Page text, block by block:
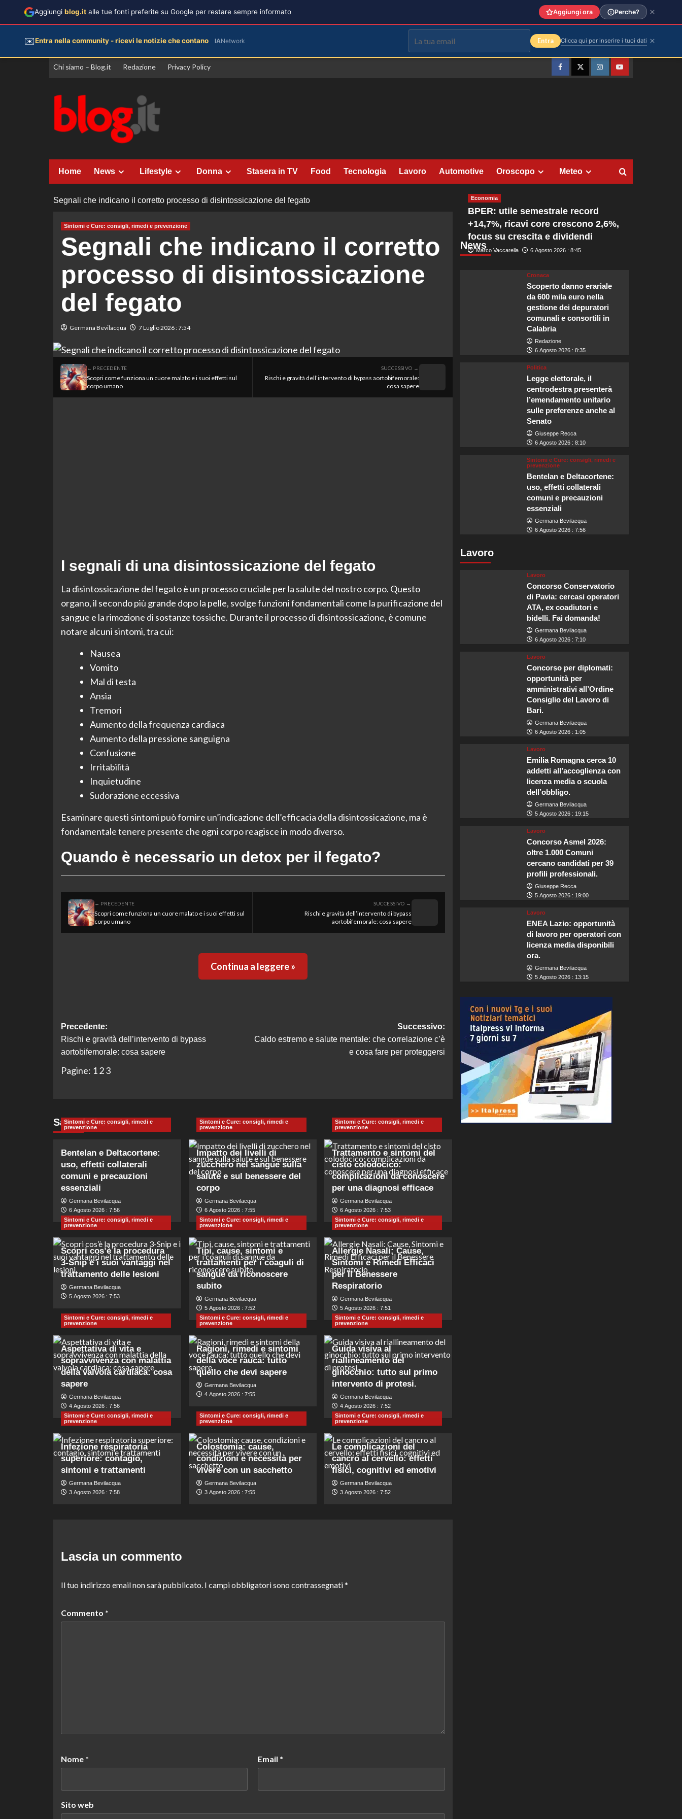
Vai
Chi siamo – Blog.it Redazione Privacy Policy
FacebookTwitterInstagramYouTube
Home News Lifestyle Donna Stasera in TV Food Tecnologia Lavoro Automotive Oroscopo Meteo
Segnali che indicano il corretto processo di disintossicazione del fegato
Sintomi e Cure: consigli, rimedi e prevenzione
Segnali che indicano il corretto
processo di disintossicazione
del fegato
Germana Bevilacqua 7 Luglio 2026 : 7:54
← PRECEDENTE
Scopri come funziona un cuore malato e i suoi effetti sul
corpo umano
SUCCESSIVO →
Rischi e gravità dell’intervento di bypass aortobifemorale:
cosa sapere
I segnali di una disintossicazione del fegato
La disintossicazione del fegato è un processo cruciale per la salute del nostro corpo. Questo
organo, il secondo più grande dopo la pelle, svolge funzioni fondamentali come la purificazione del
sangue e la rimozione di sostanze tossiche. Durante il processo di disintossicazione, è comune
notare alcuni sintomi, tra cui:
Nausea
Vomito
Mal di testa
Ansia
Tremori
Aumento della frequenza cardiaca
Aumento della pressione sanguigna
Confusione
Irritabilità
Inquietudine
Sudorazione eccessiva
Esaminare questi sintomi può fornire un’indicazione dell’efficacia della disintossicazione, ma è
fondamentale tenere presente che ogni corpo reagisce in modo diverso.
Quando è necessario un detox per il fegato?
← PRECEDENTE
Scopri come funziona un cuore malato e i suoi effetti sul
corpo umano
SUCCESSIVO →
Rischi e gravità dell’intervento di bypass
aortobifemorale: cosa sapere
Continua a leggere »
Navigazione
articolo
Precedente:
Rischi e gravità dell’intervento di bypass
aortobifemorale: cosa sapere
Successivo:
Caldo estremo e salute mentale: che correlazione c’è
e cosa fare per proteggersi
Pagine: 1 2 3
Sapevi che…
Sintomi e Cure: consigli, rimedi e
prevenzione
Bentelan e Deltacortene:
uso, effetti collaterali
comuni e precauzioni
essenziali
Germana Bevilacqua
6 Agosto 2026 : 7:56
Sintomi e Cure: consigli, rimedi e
prevenzione
Impatto dei livelli di
zucchero nel sangue sulla
salute e sul benessere del
corpo
Germana Bevilacqua
6 Agosto 2026 : 7:55
Sintomi e Cure: consigli, rimedi e
prevenzione
Trattamento e sintomi del
cisto colodocico:
complicazioni da conoscere
per una diagnosi efficace
Germana Bevilacqua
6 Agosto 2026 : 7:53
Sintomi e Cure: consigli, rimedi e
prevenzione
Scopri cos’è la procedura
3-Snip e i suoi vantaggi nel
trattamento delle lesioni
Germana Bevilacqua
5 Agosto 2026 : 7:53
Sintomi e Cure: consigli, rimedi e
prevenzione
Tipi, cause, sintomi e
trattamenti per i coaguli di
sangue da riconoscere
subito
Germana Bevilacqua
5 Agosto 2026 : 7:52
Sintomi e Cure: consigli, rimedi e
prevenzione
Allergie Nasali: Cause,
Sintomi e Rimedi Efficaci
per il Benessere
Respiratorio
Germana Bevilacqua
5 Agosto 2026 : 7:51
Sintomi e Cure: consigli, rimedi e
prevenzione
Aspettativa di vita e
sopravvivenza con malattia
della valvola cardiaca: cosa
sapere
Germana Bevilacqua
4 Agosto 2026 : 7:56
Sintomi e Cure: consigli, rimedi e
prevenzione
Ragioni, rimedi e sintomi
della voce rauca: tutto
quello che devi sapere
Germana Bevilacqua
4 Agosto 2026 : 7:55
Sintomi e Cure: consigli, rimedi e
prevenzione
Guida visiva al
riallineamento del
ginocchio: tutto sul primo
intervento di protesi.
Germana Bevilacqua
4 Agosto 2026 : 7:52
Sintomi e Cure: consigli, rimedi e
prevenzione
Infezione respiratoria
superiore: contagio,
sintomi e trattamenti
Germana Bevilacqua
3 Agosto 2026 : 7:58
Sintomi e Cure: consigli, rimedi e
prevenzione
Colostomia: cause,
condizioni e necessità per
vivere con un sacchetto
Germana Bevilacqua
3 Agosto 2026 : 7:55
Sintomi e Cure: consigli, rimedi e
prevenzione
Le complicazioni del
cancro al cervello: effetti
fisici, cognitivi ed emotivi
Germana Bevilacqua
3 Agosto 2026 : 7:52
Lascia un commento
Il tuo indirizzo email non sarà pubblicato. I campi obbligatori sono contrassegnati*
Commento *
Nome * Email *
Sito web
News
Economia
BPER: utile semestrale record
+14,7%, ricavi core crescono 2,6%,
focus su crescita e dividendi
Marco Vaccarella 6 Agosto 2026 : 8:45
Cronaca
Scoperto danno erariale
da 600 mila euro nella
gestione dei depuratori
comunali e consortili in
Calabria
Redazione
6 Agosto 2026 : 8:35
Politica
Legge elettorale, il
centrodestra presenterà
l’emendamento unitario
sulle preferenze anche al
Senato
Giuseppe Recca
6 Agosto 2026 : 8:10
Sintomi e Cure: consigli, rimedi e
prevenzione
Bentelan e Deltacortene:
uso, effetti collaterali
comuni e precauzioni
essenziali
Germana Bevilacqua
6 Agosto 2026 : 7:56
Lavoro
Lavoro
Concorso Conservatorio
di Pavia: cercasi operatori
ATA, ex coadiutori e
bidelli. Fai domanda!
Germana Bevilacqua
6 Agosto 2026 : 7:10
Lavoro
Concorso per diplomati:
opportunità per
amministrativi all’Ordine
Consiglio del Lavoro di
Bari.
Germana Bevilacqua
6 Agosto 2026 : 1:05
Lavoro
Emilia Romagna cerca 10
addetti all’accoglienza con
licenza media o scuola
dell’obbligo.
Germana Bevilacqua
5 Agosto 2026 : 19:15
Lavoro
Concorso Asmel 2026:
oltre 1.000 Comuni
cercano candidati per 39
profili professionali.
Giuseppe Recca
5 Agosto 2026 : 19:00
Lavoro
ENEA Lazio: opportunità
di lavoro per operatori con
licenza media disponibili
ora.
Germana Bevilacqua
5 Agosto 2026 : 13:15
Aggiungi blog.it alle tue fonti preferite su Google per restare sempre informato Aggiungi ora Perche?
✉️Entra nella community - ricevi le notizie che contano IANetwork Entra Clicca qui per inserire i tuoi dati